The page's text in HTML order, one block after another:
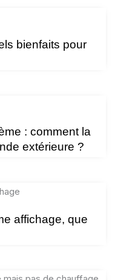
bienfaits pour
: comment la
extérieure ?
affichage, que